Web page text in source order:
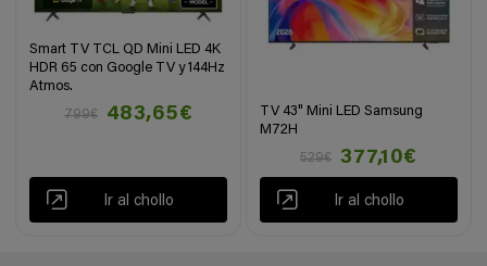
Smart TV TCL QD Mini LED 4K
HDR 65 con Google TV y 144Hz
Atmos.
799€
483,65€
Ir al chollo
TV 43" Mini LED Samsung
M72H
529€
377,10€
Ir al chollo